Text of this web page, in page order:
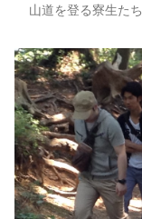
山道を登る寮生たち